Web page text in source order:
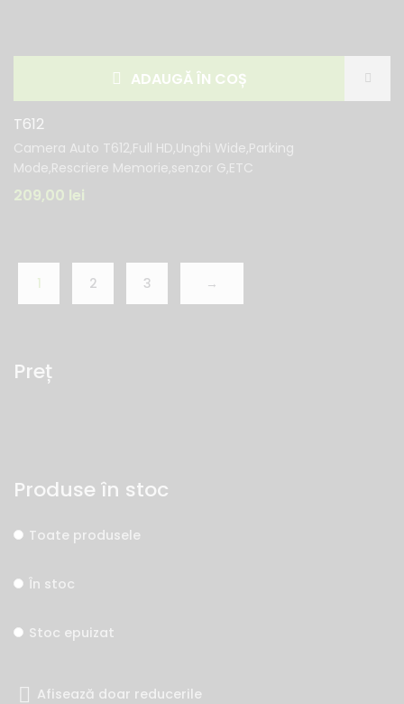
ADAUGĂ ÎN COȘ
T612
Camera Auto T612,Full HD,Unghi Wide,Parking
Mode,Rescriere Memorie,senzor G,ETC
209,00 lei
1 2 3 →
Preț
Produse în stoc
Toate produsele
În stoc
Stoc epuizat
Afisează doar reducerile